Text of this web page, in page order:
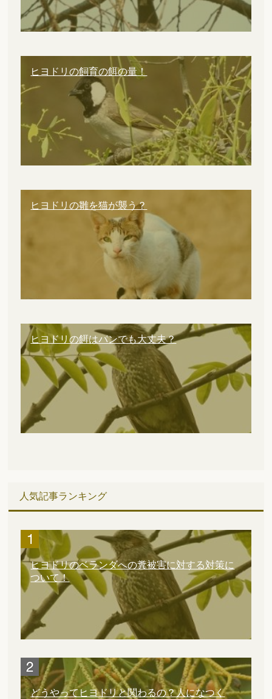
ヒヨドリの飼育の餌の量！
ヒヨドリの雛を猫が襲う？
ヒヨドリの餌はパンでも大丈夫？
人気記事ランキング
ヒヨドリのベランダへの糞被害に対する対策に
ついて！
どうやってヒヨドリと関わるの？人になつく